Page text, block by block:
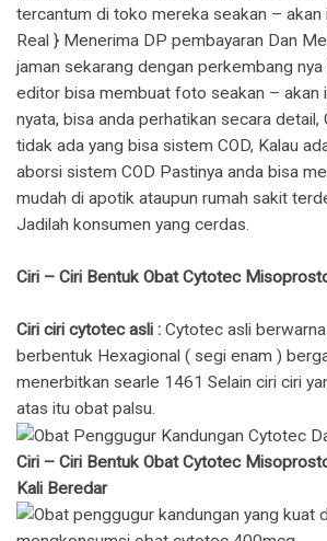
tercantum di toko mereka seakan – akan
Real } Menerima DP pembayaran Dan
jaman sekarang dengan perkembang
editor bisa membuat foto seakan – akan
nyata, bisa anda perhatikan secara detail,
tidak ada yang bisa sistem COD, Kalau
aborsi sistem COD Pastinya anda bisa
mudah di apotik ataupun rumah sakit
Jadilah konsumen yang cerdas.
Ciri – Ciri Bentuk Obat Cytotec
Ciri ciri cytotec asli : Cytotec asli
berbentuk Hexagional ( segi enam )
menerbitkan searle 1461 Selain ciri ciri
atas itu obat palsu.
Ciri – Ciri Bentuk Obat Cytotec
Kali Beredar